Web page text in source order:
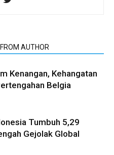
AUTHOR
Kenangan, Kehangatan
Belgia
Tumbuh 5,29
Gejolak Global